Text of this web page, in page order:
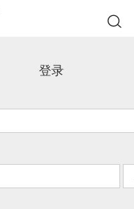
索
登录